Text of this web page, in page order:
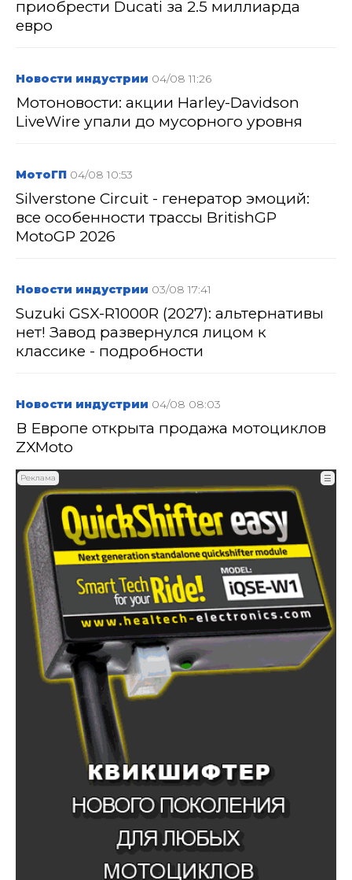
приобрести Ducati за 2.5 миллиарда
евро
Новости индустрии 04/08 11:26
Мотоновости: акции Harley-Davidson
LiveWire упали до мусорного уровня
МотоГП 04/08 10:53
Silverstone Circuit - генератор эмоций:
все особенности трассы BritishGP
MotoGP 2026
Новости индустрии 03/08 17:41
Suzuki GSX-R1000R (2027): альтернативы
нет! Завод развернулся лицом к
классике - подробности
Новости индустрии 04/08 08:03
В Европе открыта продажа мотоциклов
ZXMoto
Реклама ☰